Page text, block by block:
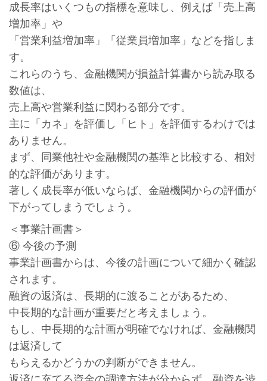
成長率はいくつもの指標を意味し、例えば「売上高
増加率」や
「営業利益増加率」「従業員増加率」などを指しま
す。
これらのうち、金融機関が損益計算書から読み取る
数値は、
売上高や営業利益に関わる部分です。
主に「カネ」を評価し「ヒト」を評価するわけでは
ありません。
まず、同業他社や金融機関の基準と比較する、相対
的な評価があります。
著しく成長率が低いならば、金融機関からの評価が
下がってしまうでしょう。
＜事業計画書＞
⑥ 今後の予測
事業計画書からは、今後の計画について細かく確認
されます。
融資の返済は、長期的に渡ることがあるため、
中長期的な計画が重要だと考えましょう。
もし、中長期的な計画が明確でなければ、金融機関
は返済して
もらえるかどうかの判断ができません。